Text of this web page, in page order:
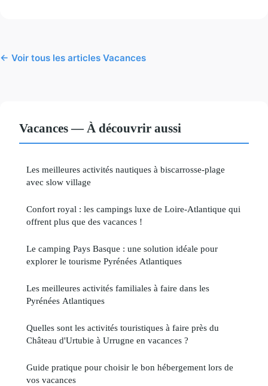
← Voir tous les articles Vacances
Vacances — À découvrir aussi
Les meilleures activités nautiques à biscarrosse-plage
avec slow village
Confort royal : les campings luxe de Loire-Atlantique qui
offrent plus que des vacances !
Le camping Pays Basque : une solution idéale pour
explorer le tourisme Pyrénées Atlantiques
Les meilleures activités familiales à faire dans les
Pyrénées Atlantiques
Quelles sont les activités touristiques à faire près du
Château d'Urtubie à Urrugne en vacances ?
Guide pratique pour choisir le bon hébergement lors de
vos vacances